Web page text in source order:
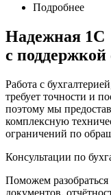
Подробнее
Надежная 1С
с поддержкой
Работа с
требует точности и
поэтому мы
комплексную
ограничений по
Консультации по
Поможем
документов,